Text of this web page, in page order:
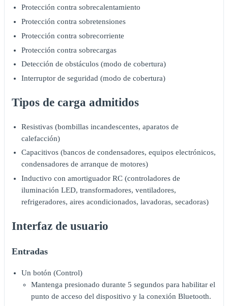
Protección contra sobrecalentamiento
Protección contra sobretensiones
Protección contra sobrecorriente
Protección contra sobrecargas
Detección de obstáculos (modo de cobertura)
Interruptor de seguridad (modo de cobertura)
Tipos de carga admitidos
Resistivas (bombillas incandescentes, aparatos de
calefacción)
Capacitivos (bancos de condensadores, equipos electrónicos,
condensadores de arranque de motores)
Inductivo con amortiguador RC (controladores de
iluminación LED, transformadores, ventiladores,
refrigeradores, aires acondicionados, lavadoras, secadoras)
Interfaz de usuario
Entradas
Un botón (Control)
Mantenga presionado durante 5 segundos para habilitar el
punto de acceso del dispositivo y la conexión Bluetooth.